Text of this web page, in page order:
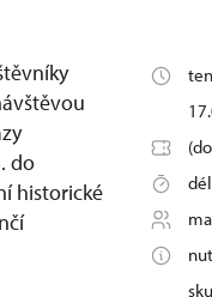
do
historické